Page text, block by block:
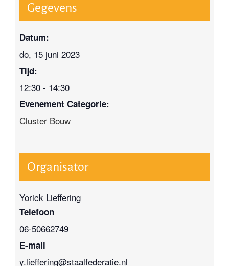
Gegevens
Datum:
do, 15 juni 2023
Tijd:
12:30 - 14:30
Evenement Categorie:
Cluster Bouw
Organisator
Yorick Lieffering
Telefoon
06-50662749
E-mail
y.lieffering@staalfederatie.nl